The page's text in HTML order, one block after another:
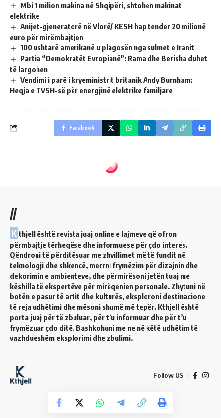
Mbi 1 milion makina në Shqipëri, shtohen makinat
elektrike
Anijet-gjeneratorë në Vlorë/ KESH hap tender 20 milionë
euro për mirëmbajtjen
100 ushtarë amerikanë u plagosën nga sulmet e Iranit
Partia “Demokratët Evropianë”: Rama dhe Berisha duhet
të largohen
Vendimi i parë i kryeministrit britanik Andy Burnham:
Heqja e TVSH-së për energjinë elektrike familjare
Facebook
//
K thjell është revista juaj online e lajmeve që ofron
përmbajtje tërheqëse dhe informuese për çdo interes.
Qëndroni të përditësuar me zhvillimet më të fundit në
teknologji dhe shkencë, merrni frymëzim për dizajnin dhe
dekorimin e ambienteve, dhe përmirësoni jetën tuaj me
këshilla të ekspertëve për mirëqenien personale. Zhytuni në
botën e pasur të artit dhe kulturës, eksploroni destinacione
të reja udhëtimi dhe mësoni shumë më tepër. Kthjell është
porta juaj për të zbuluar, për t’u informuar dhe për t’u
frymëzuar çdo ditë. Bashkohuni me ne në këtë udhëtim të
vazhdueshëm eksplorimi dhe zbulimi.
Follow US
© 2024 Kthjell. All Rights Reserved.